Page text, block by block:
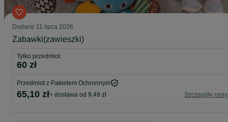
Dodane 11 lipca 2026
Zabawki(zawieszki)
Tylko przedmiot
60 zł
Przedmiot z Pakietem Ochronnym
65,10 zł+ dostawa od 9,49 zł Szczegóły ceny